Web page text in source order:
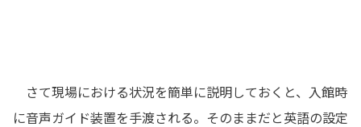
さて現場における状況を簡単に説明しておくと、入館時
に音声ガイド装置を手渡される。そのままだと英語の設定